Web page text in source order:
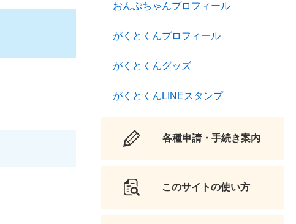
おんぷちゃんプロフィール
がくとくんプロフィール
がくとくんグッズ
がくとくんLINEスタンプ
各種申請・手続き案内
このサイトの使い方